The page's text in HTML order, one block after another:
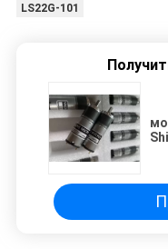
LS22G-101